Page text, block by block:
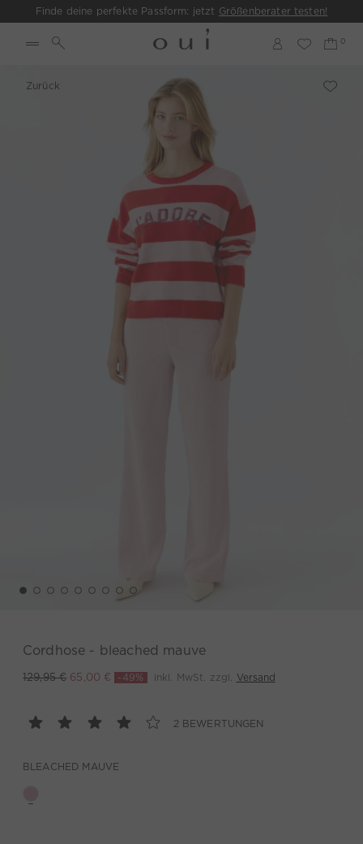
Finde deine perfekte Passform: jetzt Größenberater testen!
Zurück
Cordhose - bleached mauve
129,95 € 65,00 € -49% inkl. MwSt. zzgl. Versand
2 BEWERTUNGEN
BLEACHED MAUVE